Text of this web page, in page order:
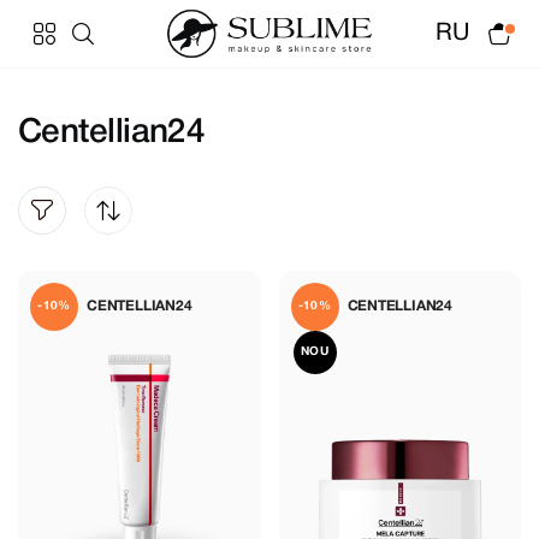
RU
Centellian24
CENTELLIAN24
-10% CENTELLIAN24
-10%
NOU